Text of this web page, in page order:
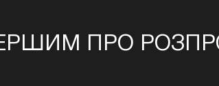
ПРО